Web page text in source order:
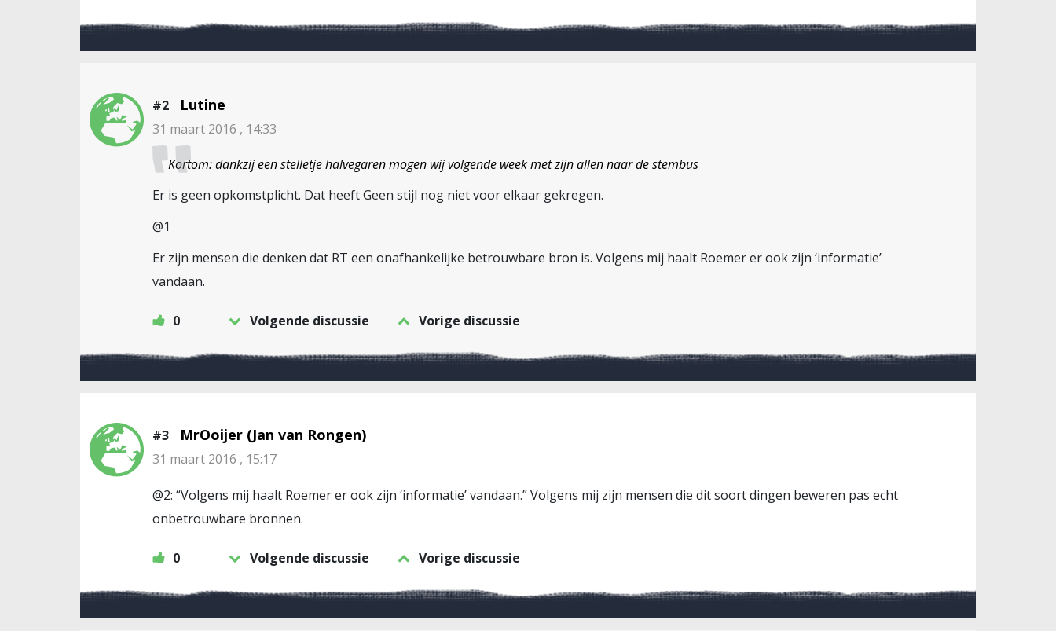
#2 Lutine
31 maart 2016 , 14:33
Kortom: dankzij een stelletje halvegaren mogen wij volgende week met zijn allen naar de stembus
Er is geen opkomstplicht. Dat heeft Geen stijl nog niet voor elkaar gekregen.
@1
Er zijn mensen die denken dat RT een onafhankelijke betrouwbare bron is. Volgens mij haalt Roemer er ook zijn ‘informatie’
vandaan.
0 Volgende discussie Vorige discussie
#3 MrOoijer (Jan van Rongen)
31 maart 2016 , 15:17
@2: “Volgens mij haalt Roemer er ook zijn ‘informatie’ vandaan.” Volgens mij zijn mensen die dit soort dingen beweren pas echt
onbetrouwbare bronnen.
0 Volgende discussie Vorige discussie